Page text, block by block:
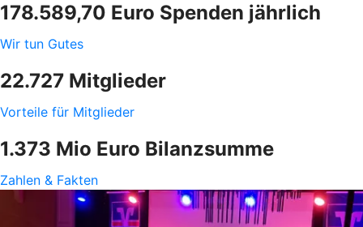
178.589,70 Euro Spenden jährlich
Wir tun Gutes
22.727 Mitglieder
Vorteile für Mitglieder
1.373 Mio Euro Bilanzsumme
Zahlen & Fakten